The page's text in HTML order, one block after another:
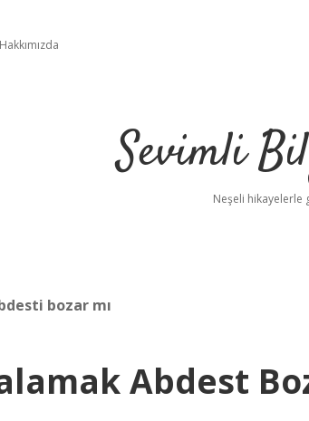
Hakkımızda
Sevimli
Neşeli hikayelerle
bozar mı
Abdest